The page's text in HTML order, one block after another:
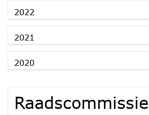
2022
2021
2020
Raadscommissie